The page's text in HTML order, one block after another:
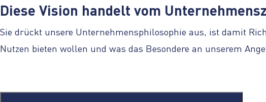
Diese Vision handelt vom
Sie drückt unsere Unternehmensphilosophie aus, ist damit
Nutzen bieten wollen und was das Besondere an unserem